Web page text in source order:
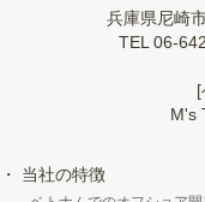
兵庫県尼崎
TEL 06-
M's
当社の特徴